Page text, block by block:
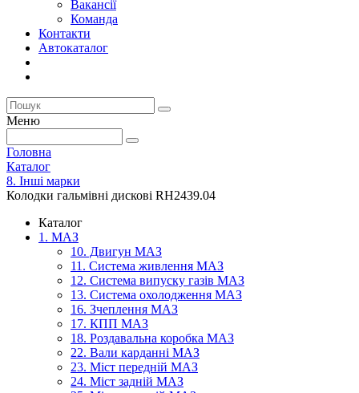
Вакансії
Команда
Контакти
Автокаталог
Меню
Головна
Каталог
8. Інші марки
Колодки гальмівні дискові RH2439.04
Каталог
1. МАЗ
10. Двигун МАЗ
11. Система живлення МАЗ
12. Система випуску газів МАЗ
13. Система охолодження МАЗ
16. Зчеплення МАЗ
17. КПП МАЗ
18. Роздавальна коробка МАЗ
22. Вали карданні МАЗ
23. Міст передній МАЗ
24. Міст задній МАЗ